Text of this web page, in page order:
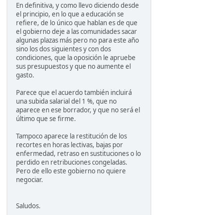
En definitiva, y como llevo diciendo desde
el principio, en lo que a educación se
refiere, de lo único que hablan es de que
el gobierno deje a las comunidades sacar
algunas plazas más pero no para este año
sino los dos siguientes y con dos
condiciones, que la oposición le apruebe
sus presupuestos y que no aumente el
gasto.
Parece que el acuerdo también incluirá
una subida salarial del 1 %, que no
aparece en ese borrador, y que no será el
último que se firme.
Tampoco aparece la restitución de los
recortes en horas lectivas, bajas por
enfermedad, retraso en sustituciones o lo
perdido en retribuciones congeladas.
Pero de ello este gobierno no quiere
negociar.
Saludos.